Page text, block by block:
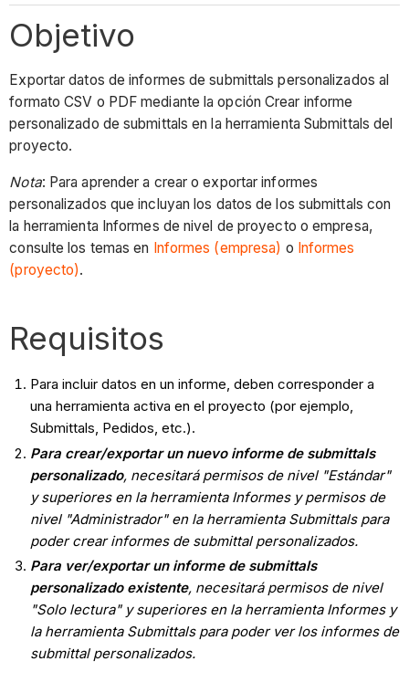
Objetivo
Exportar datos de informes de submittals personalizados al
formato CSV o PDF mediante la opción Crear informe
personalizado de submittals en la herramienta Submittals del
proyecto.
Nota: Para aprender a crear o exportar informes
personalizados que incluyan los datos de los submittals con
la herramienta Informes de nivel de proyecto o empresa,
consulte los temas en Informes (empresa) o Informes
(proyecto).
Requisitos
Para incluir datos en un informe, deben corresponder a
una herramienta activa en el proyecto (por ejemplo,
Submittals, Pedidos, etc.).
Para crear/exportar un nuevo informe de submittals
personalizado, necesitará permisos de nivel "Estándar"
y superiores en la herramienta Informes y permisos de
nivel "Administrador" en la herramienta Submittals para
poder crear informes de submittal personalizados.
Para ver/exportar un informe de submittals
personalizado existente, necesitará permisos de nivel
"Solo lectura" y superiores en la herramienta Informes y
la herramienta Submittals para poder ver los informes de
submittal personalizados.